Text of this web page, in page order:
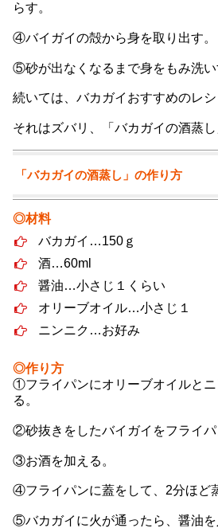
らす。
④バイガイの殻から身を取り出す。
⑤砂が出なくなるまで身をもみ洗い
続いては、バカガイおすすめのレシ
それはズバリ、「バカガイの酒蒸し
「バカガイの酒蒸し」の作り方
◎材料
バカガイ…150ｇ
酒…60ml
醤油…小さじ１くらい
オリーブオイル…小さじ１
ニンニク…お好み
◎作り方
①フライパンにオリーブオイルと
る。
②砂抜きをしたバイガイをフライパ
③お酒を加える。
④フライパンに蓋をして、2分ほど
⑤バカガイに火が通ったら、醤油を